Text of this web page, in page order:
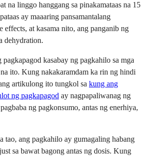
na linggo hanggang sa pinakamataas na 15
ay maaaring pansamantalang
effects, at kasama nito, ang panganib ng
dehydration.
kasabay ng pagkahilo sa mga
na ito. Kung nakakaramdam ka rin ng hindi
artikulong ito tungkol sa kung ang
ng pagkapagod ay nagpapaliwanag ng
ng pagkonsumo, antas ng enerhiya,
tao, ang pagkahilo ay gumagaling habang
sa bawat bagong antas ng dosis. Kung